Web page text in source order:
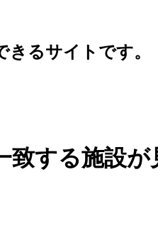
るサイトです。
する施設